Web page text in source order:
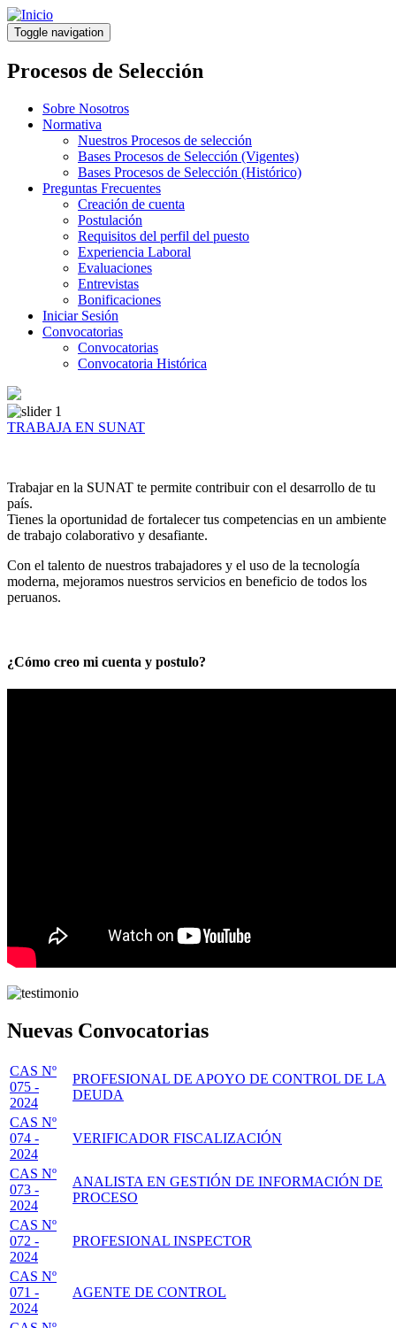
Pasar
al
contenido
principal
Toggle navigation
Procesos de Selección
Sobre Nosotros
Normativa
Nuestros Procesos de selección
Bases Procesos de Selección (Vigentes)
Bases Procesos de Selección (Histórico)
Preguntas Frecuentes
Creación de cuenta
Postulación
Requisitos del perfil del puesto
Experiencia Laboral
Evaluaciones
Entrevistas
Bonificaciones
Iniciar Sesión
Convocatorias
Convocatorias
Convocatoria Histórica
TRABAJA EN SUNAT
Trabajar en la SUNAT te permite contribuir con el desarrollo de tu
país.
Tienes la oportunidad de fortalecer tus competencias en un ambiente
de trabajo colaborativo y desafiante.
Con el talento de nuestros trabajadores y el uso de la tecnología
moderna, mejoramos nuestros servicios en beneficio de todos los
peruanos.
¿Cómo creo mi cuenta y postulo?
Nuevas Convocatorias
CAS Nº
075 -
2024
PROFESIONAL DE APOYO DE CONTROL DE LA
DEUDA
CAS Nº
074 -
2024
VERIFICADOR FISCALIZACIÓN
CAS Nº
073 -
2024
ANALISTA EN GESTIÓN DE INFORMACIÓN DE
PROCESO
CAS Nº
072 -
2024
PROFESIONAL INSPECTOR
CAS Nº
071 -
2024
AGENTE DE CONTROL